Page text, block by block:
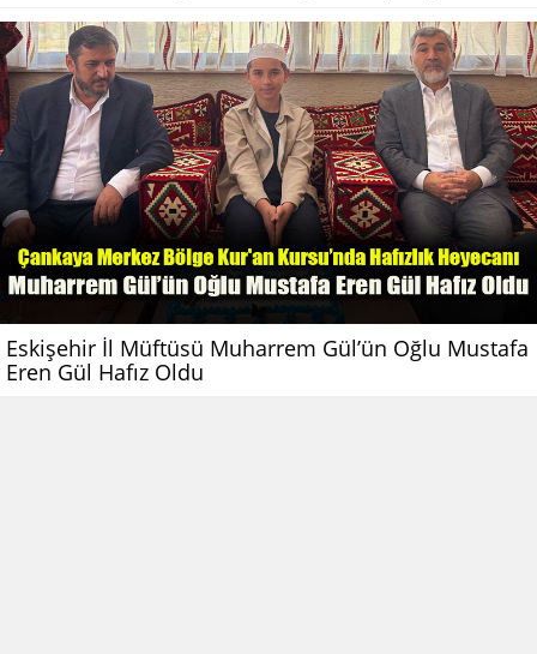
Eskişehir İl Müftüsü Muharrem Gül’ün Oğlu Mustafa
Eren Gül Hafız Oldu